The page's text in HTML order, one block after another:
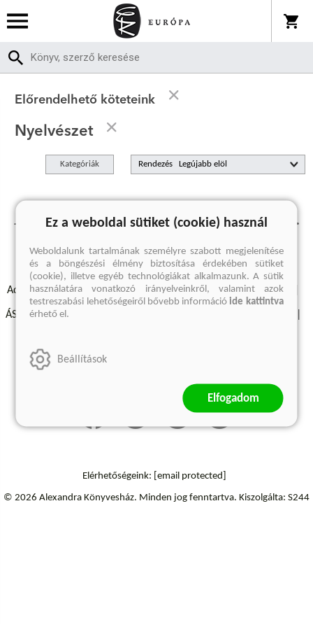
Előrendelhető köteteink
Nyelvészet
Kategóriák Rendezés
Jelenleg nincs előrendelhető termékünk.
Adatvédelmi szabályzatok Elállási felmondási nyilatkozat
ÁSZF - Vásárlási feltételek
Szállítási információk
Elérhetőségeink: [email protected]
© 2026 Alexandra Könyvesház. Minden jog fenntartva. Kiszolgálta: S244
Ez a weboldal sütiket (cookie) használ
Weboldalunk tartalmának személyre szabott megjelenítése
és a böngészési élmény biztosítása érdekében sütiket
(cookie), illetve egyéb technológiákat alkalmazunk. A sütik
használatára vonatkozó irányelveinkről, valamint azok
testreszabási lehetőségeiről bővebb információide kattintva
érhető el.
Beállítások
Elfogadom